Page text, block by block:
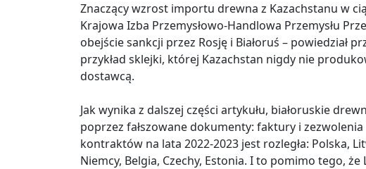
Znaczący wzrost importu drewna z Kazachstanu w
Krajowa Izba Przemysłowo-Handlowa Przemysłu
obejście sankcji przez Rosję i Białoruś – powiedział
przykład sklejki, której Kazachstan nigdy nie
dostawcą.
Jak wynika z dalszej części artykułu, białoruskie
poprzez fałszowane dokumenty: faktury i
kontraktów na lata 2022-2023 jest rozległa: Polska,
Niemcy, Belgia, Czechy, Estonia. I to pomimo tego,